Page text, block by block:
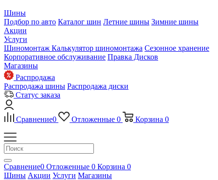
Шины
Подбор по авто Каталог шин Летние шины Зимние шины
Акции
Услуги
Шиномонтаж Калькулятор шиномонтажа Сезонное хранение
Корпоративное обслуживание Правка Дисков
Магазины
Распродажа
Распродажа шины Распродажа диски
Статус заказа
Сравнение0 Отложенные 0 Корзина 0
Сравнение0 Отложенные 0 Корзина 0
Шины Акции Услуги Магазины